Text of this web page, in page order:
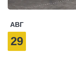
АВГ
29